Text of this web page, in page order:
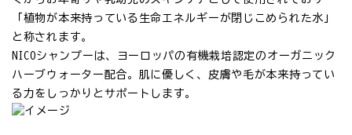
「植物が本来持っている生命エネルギーが閉じこめられた水」
と称されます。
NICOシャンプーは、ヨーロッパの有機栽培認定のオーガニック
ハーブウォーター配合。肌に優しく、皮膚や毛が本来持ってい
る力をしっかりとサポートします。